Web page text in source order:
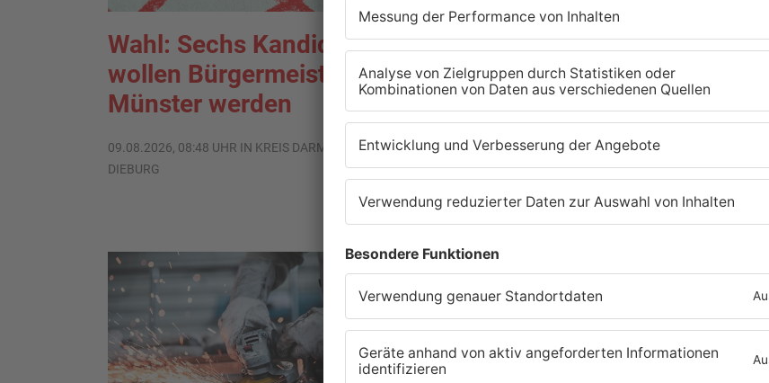
Wahl: Sechs Kandidaten
wollen Bürgermeister in
Münster werden
09.08.2026, 08:48 UHR IN KREIS DARMSTADT-
DIEBURG
Feuerwehreinsatz in
Münster: Defekter Traktor
verursacht Feldbrand
06.08.2026, 11:36 UHR IN KREIS DARMSTADT-
DIEBURG